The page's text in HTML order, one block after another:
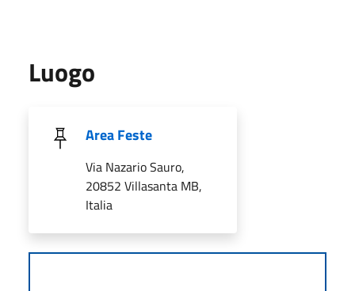
Luogo
Area Feste
Via Nazario Sauro,
20852 Villasanta MB,
Italia